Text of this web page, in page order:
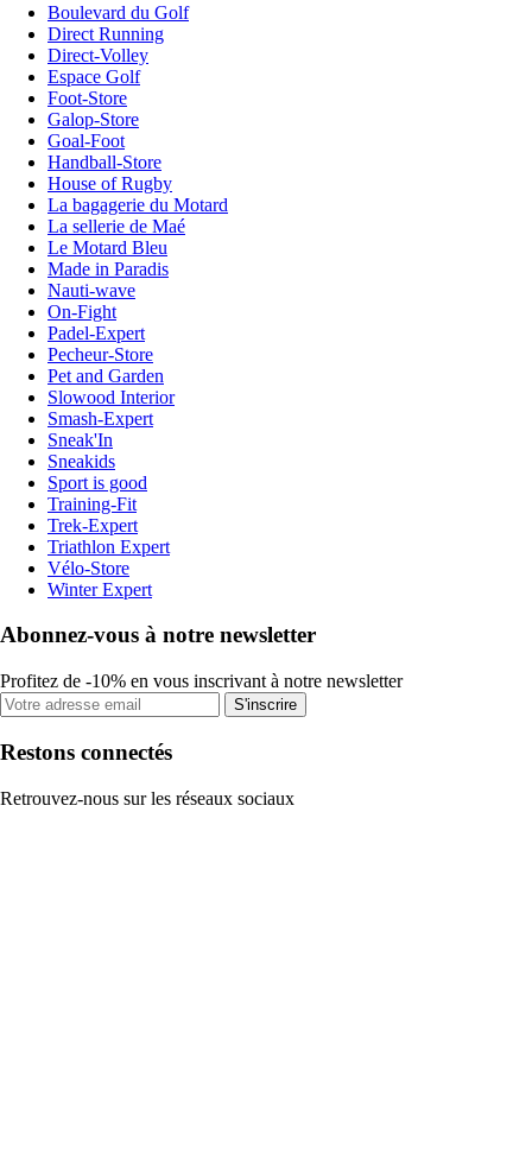
Boulevard du Golf
Direct Running
Direct-Volley
Espace Golf
Foot-Store
Galop-Store
Goal-Foot
Handball-Store
House of Rugby
La bagagerie du Motard
La sellerie de Maé
Le Motard Bleu
Made in Paradis
Nauti-wave
On-Fight
Padel-Expert
Pecheur-Store
Pet and Garden
Slowood Interior
Smash-Expert
Sneak'In
Sneakids
Sport is good
Training-Fit
Trek-Expert
Triathlon Expert
Vélo-Store
Winter Expert
Abonnez-vous à notre newsletter
Profitez de -10% en vous inscrivant à notre newsletter
S'inscrire
Restons connectés
Retrouvez-nous sur les réseaux sociaux